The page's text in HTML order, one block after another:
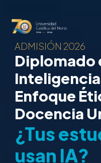
ADMISIÓN 2026
Diplomado
Enfoque
Docencia
¿Tus
usan IA?